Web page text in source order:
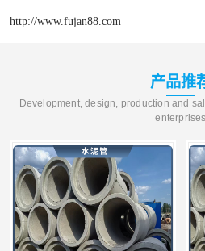
http://www.fujan88.com
产品推
Development, design, production and
enterprises